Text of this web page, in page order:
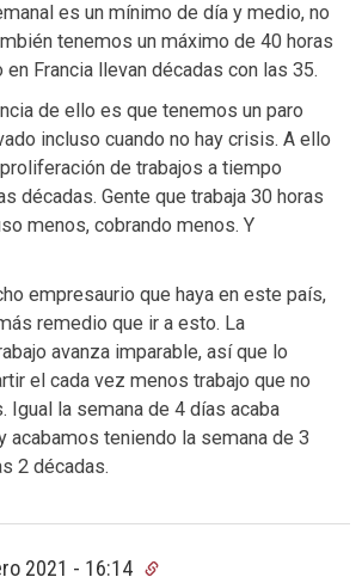
es un mínimo de día y medio, no
tenemos un máximo de 40 horas
en Francia llevan décadas con las 35.
de ello es que tenemos un paro
incluso cuando no hay crisis. A ello
de trabajos a tiempo
décadas. Gente que trabaja 30 horas
menos, cobrando menos. Y
empresaurio que haya en este país,
remedio que ir a esto. La
avanza imparable, así que lo
el cada vez menos trabajo que no
Igual la semana de 4 días acaba
acabamos teniendo la semana de 3
2 décadas.
2021 - 16:14